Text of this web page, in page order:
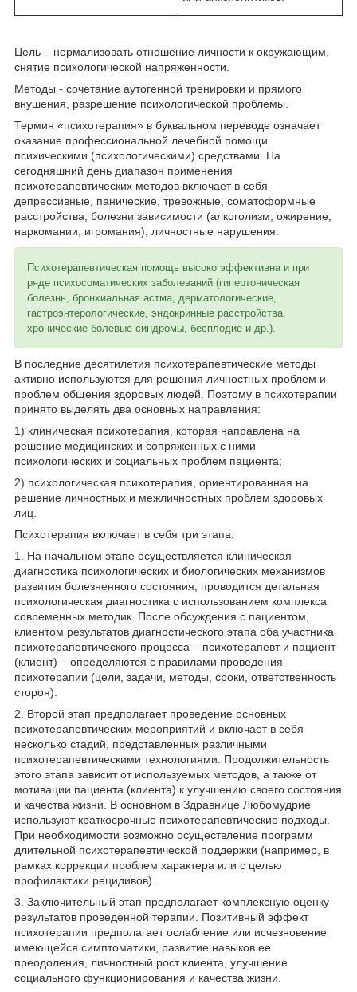
Цель – нормализовать отношение личности к окружающим,
снятие психологической напряженности.
Методы - сочетание аутогенной тренировки и прямого
внушения, разрешение психологической проблемы.
Термин «психотерапия» в буквальном переводе означает
оказание профессиональной лечебной помощи
психическими (психологическими) средствами. На
сегодняшний день диапазон применения
психотерапевтических методов включает в себя
депрессивные, панические, тревожные, соматоформные
расстройства, болезни зависимости (алкоголизм, ожирение,
наркомании, игромания), личностные нарушения.
Психотерапевтическая помощь высоко эффективна и при
ряде психосоматических заболеваний (гипертоническая
болезнь, бронхиальная астма, дерматологические,
гастроэнтерологические, эндокринные расстройства,
хронические болевые синдромы, бесплодие и др.).
В последние десятилетия психотерапевтические методы
активно используются для решения личностных проблем и
проблем общения здоровых людей. Поэтому в психотерапии
принято выделять два основных направления:
1) клиническая психотерапия, которая направлена на
решение медицинских и сопряженных с ними
психологических и социальных проблем пациента;
2) психологическая психотерапия, ориентированная на
решение личностных и межличностных проблем здоровых
лиц.
Психотерапия включает в себя три этапа:
1. На начальном этапе осуществляется клиническая
диагностика психологических и биологических механизмов
развития болезненного состояния, проводится детальная
психологическая диагностика с использованием комплекса
современных методик. После обсуждения с пациентом,
клиентом результатов диагностического этапа оба участника
психотерапевтического процесса – психотерапевт и пациент
(клиент) – определяются с правилами проведения
психотерапии (цели, задачи, методы, сроки, ответственность
сторон).
2. Второй этап предполагает проведение основных
психотерапевтических мероприятий и включает в себя
несколько стадий, представленных различными
психотерапевтическими технологиями. Продолжительность
этого этапа зависит от используемых методов, а также от
мотивации пациента (клиента) к улучшению своего состояния
и качества жизни. В основном в Здравнице Любомудрие
используют краткосрочные психотерапевтические подходы.
При необходимости возможно осуществление программ
длительной психотерапевтической поддержки (например, в
рамках коррекции проблем характера или с целью
профилактики рецидивов).
3. Заключительный этап предполагает комплексную оценку
результатов проведенной терапии. Позитивный эффект
психотерапии предполагает ослабление или исчезновение
имеющейся симптоматики, развитие навыков ее
преодоления, личностный рост клиента, улучшение
социального функционирования и качества жизни.